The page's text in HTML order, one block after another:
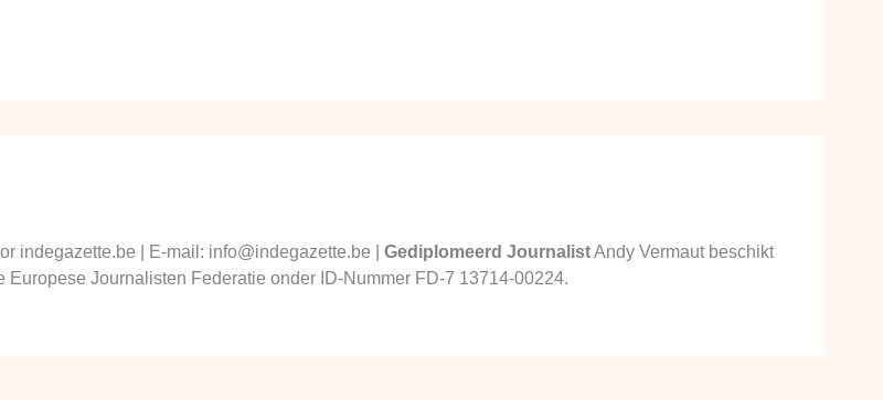
indegazette.be | E-mail: info@indegazette.be |Gediplomeerd JournalistAndy Vermaut beschikt
Journalisten Federatie onder ID-Nummer FD-7 13714-00224.